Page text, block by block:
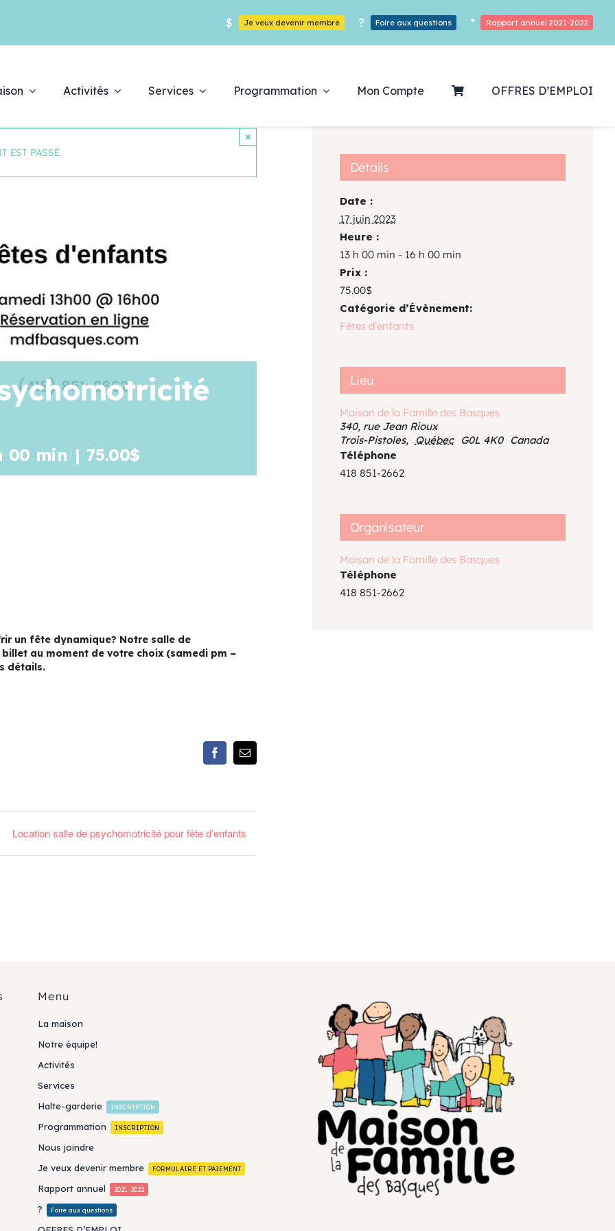
$ Je veux devenir membre ? Foire aux questions * Rapport annuel 2021-2022
Activités Services Programmation
Découvrez notre
programmation
Des Heures De Plaisirs!
Voir le calendrier
Mon Compte OFFRES D’EMPLOI
EST PASSÉ.
×
00 min | 75.00$
un fête dynamique? Notre salle de
au moment de votre choix (samedi pm –
détails.
FacebookEmail
Location salle de psychomotricité pour fête d’enfants
Détails
Date :
17 juin 2023
Heure :
13 h 00 min - 16 h 00 min
Prix :
75.00$
Catégorie d’Évènement:
Fêtes d’enfants
Lieu
Maison de la Famille des Basques
340, rue Jean Rioux
Trois-Pistoles, Québec G0L 4K0 Canada
Téléphone
418 851-2662
Organisateur
Maison de la Famille des Basques
Téléphone
418 851-2662
Menu
La maison
Notre équipe!
Activités
Services
Halte-garderie
INSCRIPTION
Programmation INSCRIPTION
Nous joindre
Je veux devenir membre
FORMULAIRE ET PAIEMENT
Rapport annuel 2021-2022
? Foire aux questions